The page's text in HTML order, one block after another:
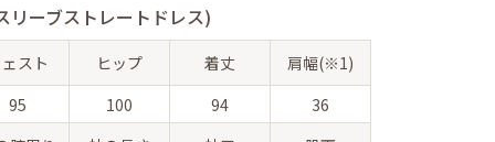
リーブストレートドレス)
スト ヒップ 着丈
肩幅(※1)
95 100 94
36